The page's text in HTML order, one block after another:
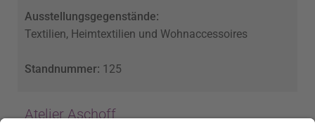
Ausstellungsgegenstände:
Textilien, Heimtextilien und Wohnaccessoires
Standnummer: 125
Atelier Aschoff